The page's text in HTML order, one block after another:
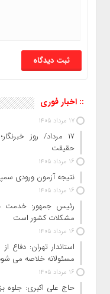
:: اخبار فوری
17 مرداد 1405
۱۷ مرداد/ روز
حقیقت
16 مرداد 1405
نتیجه آزمون ورودی سمپاد سال
16 مرداد 1405
رئیس جمهور: خدمت
مشکلات کشور است
16 مرداد 1405
استاندار تهران: دفاع
مسئولانه خلاصه می
16 مرداد 1405
حاج‌ علی‌ اکبری: جلوه